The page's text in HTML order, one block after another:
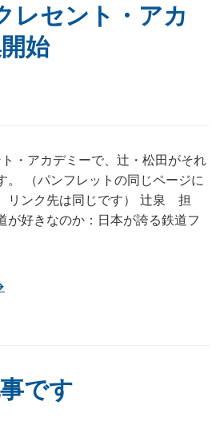
レセント・アカ
始
・アカデミーで、辻・松田がそれ
。 （パンフレットの同じページに
リンク先は同じです） 辻泉 担
好きなのか：日本が誇る鉄道フ
です